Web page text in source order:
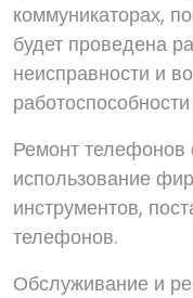
коммуникаторах,
будет проведена
неисправности и
Ремонт телефонов
использование
инструментов,
телефонов.
Обслуживание и